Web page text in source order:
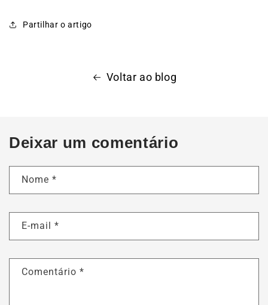
Partilhar o artigo
Voltar ao blog
Deixar um comentário
Nome *
E-mail *
Comentário *